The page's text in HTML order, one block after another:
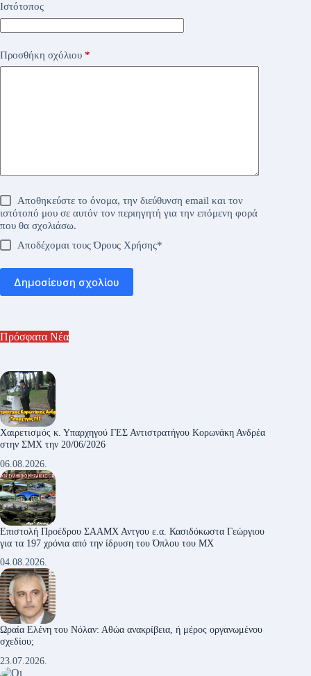
Ιστότοπος
Προσθήκη σχόλιου *
Αποθηκεύστε το όνομα, την διεύθυνση email και τον
ιστότοπό μου σε αυτόν τον περιηγητή για την επόμενη φορά
που θα σχολιάσω.
Αποδέχομαι τουςΌρους Χρήσης*
Δημοσίευση σχολίου
Πρόσφατα Νέα
Χαιρετισμός κ. Υπαρχηγού ΓΕΣ Αντιστρατήγου Κορωνάκη Ανδρέα
στην ΣΜΧ την 20/06/2026
06.08.2026.
Επιστολή Προέδρου ΣΑΑΜΧ Αντγου ε.α. Κασιδόκωστα Γεώργιου
για τα 197 χρόνια από την ίδρυση του Όπλου του ΜΧ
04.08.2026.
Ωραία Ελένη του Νόλαν: Αθώα ανακρίβεια, ή μέρος οργανωμένου
σχεδίου;
23.07.2026.